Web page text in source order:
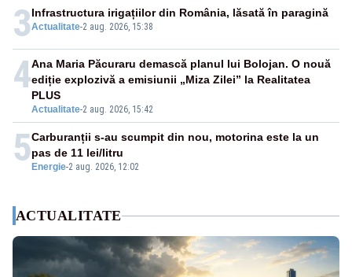
3Actualitate-2 aug. 2026, 15:38
Infrastructura irigațiilor din România, lăsată în paragină
4
Actualitate-2 aug. 2026, 15:42
Ana Maria Păcuraru demască planul lui Bolojan. O nouă
ediție explozivă a emisiunii „Miza Zilei” la Realitatea
PLUS
5 Energie-2 aug. 2026, 12:02
Carburanții s-au scumpit din nou, motorina este la un
pas de 11 lei/litru
ACTUALITATE